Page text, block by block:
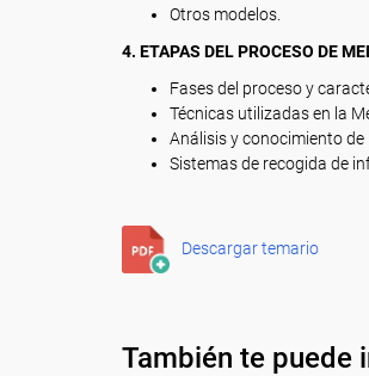
Otros modelos.
4. ETAPAS DEL PROCESO DE
Fases del proceso y
Técnicas utilizadas en la
Análisis y conocimiento de
Sistemas de recogida de
Descargar temario
También te puede